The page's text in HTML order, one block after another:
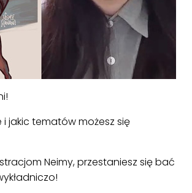
jakic tematów możesz się
Neimy, przestaniesz się bać